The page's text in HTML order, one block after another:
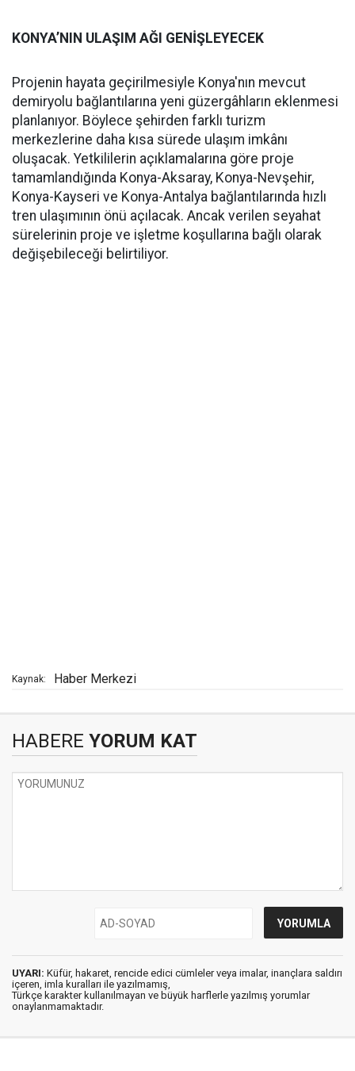
KONYA’NIN ULAŞIM AĞI GENİŞLEYECEK
Projenin hayata geçirilmesiyle Konya'nın mevcut
demiryolu bağlantılarına yeni güzergâhların eklenmesi
planlanıyor. Böylece şehirden farklı turizm
merkezlerine daha kısa sürede ulaşım imkânı
oluşacak. Yetkililerin açıklamalarına göre proje
tamamlandığında Konya-Aksaray, Konya-Nevşehir,
Konya-Kayseri ve Konya-Antalya bağlantılarında hızlı
tren ulaşımının önü açılacak. Ancak verilen seyahat
sürelerinin proje ve işletme koşullarına bağlı olarak
değişebileceği belirtiliyor.
Kaynak: Haber Merkezi
HABERE YORUM KAT
UYARI: Küfür, hakaret, rencide edici cümleler veya imalar, inançlara saldırı
içeren, imla kuralları ile yazılmamış,
Türkçe karakter kullanılmayan ve büyük harflerle yazılmış yorumlar
onaylanmamaktadır.